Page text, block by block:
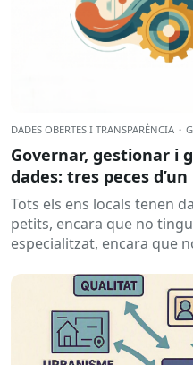
DADES OBERTES I TRANSPARÈNCIA ·
Governar, gestionar i
dades: tres peces
Tots els ens locals tenen
petits, encara que no
especialitzat, encara que